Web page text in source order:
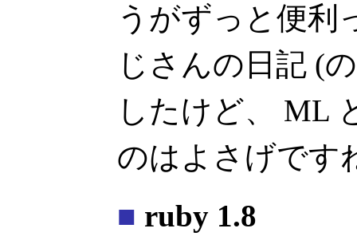
うがずっと便利
じさんの日記 (
したけど、 ML
のはよさげです
■ ruby 1.8